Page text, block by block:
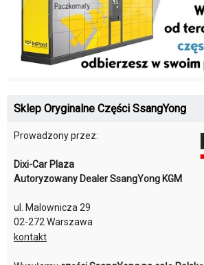
Sklep Oryginalne Części SsangYong
Prowadzony przez:
Dixi-Car Plaza
Autoryzowany Dealer SsangYong KGM
ul. Malownicza 29
02-272 Warszawa
kontakt